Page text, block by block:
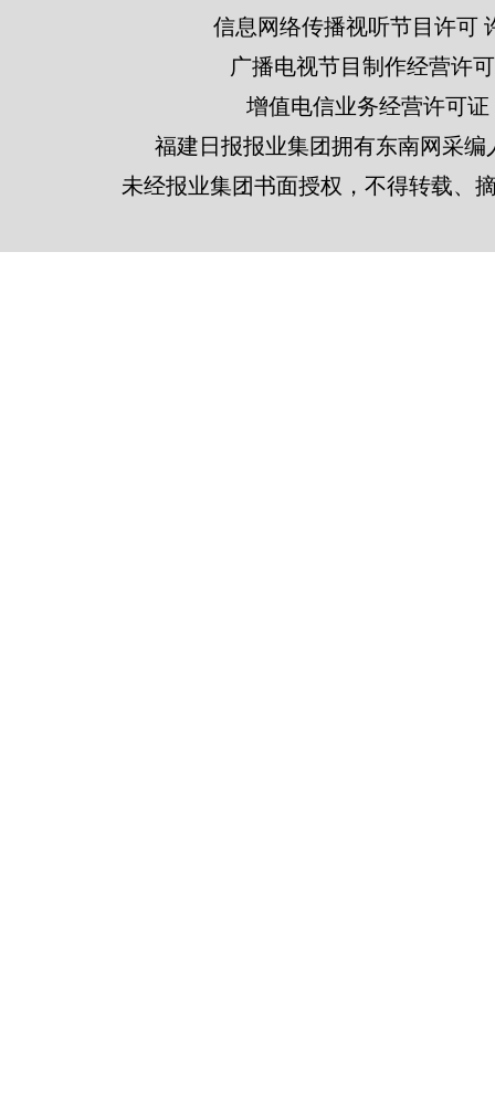
信息网络传播视听节目许可
广播电视节目制作经营许
增值电信业务经营许可证
福建日报报业集团拥有东南网采
未经报业集团书面授权，不得转载、